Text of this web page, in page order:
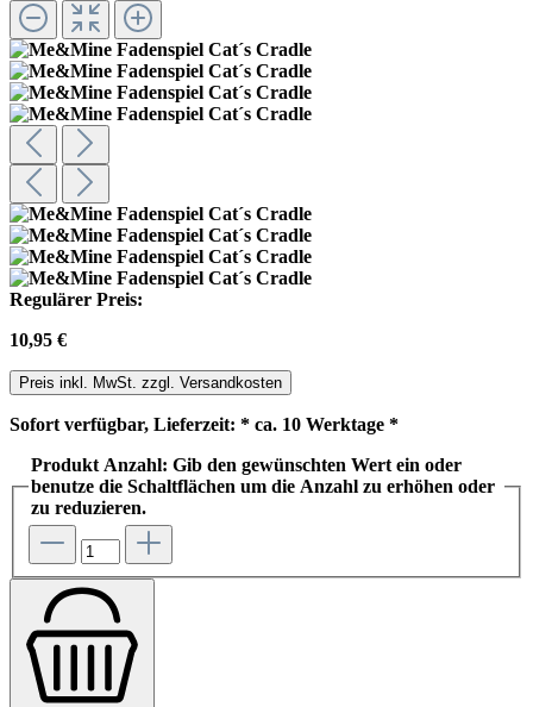
Regulärer Preis:
10,95 €
Preis inkl. MwSt. zzgl. Versandkosten
Sofort verfügbar, Lieferzeit: * ca. 10 Werktage *
Produkt Anzahl: Gib den gewünschten Wert ein oder
benutze die Schaltflächen um die Anzahl zu erhöhen oder
zu reduzieren.